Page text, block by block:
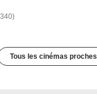
Tous les cinémas proches